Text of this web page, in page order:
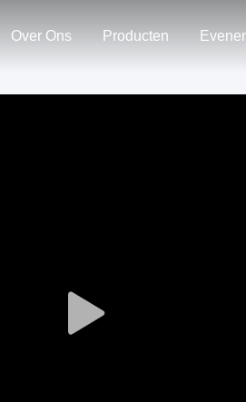
Over Ons Producten
Play